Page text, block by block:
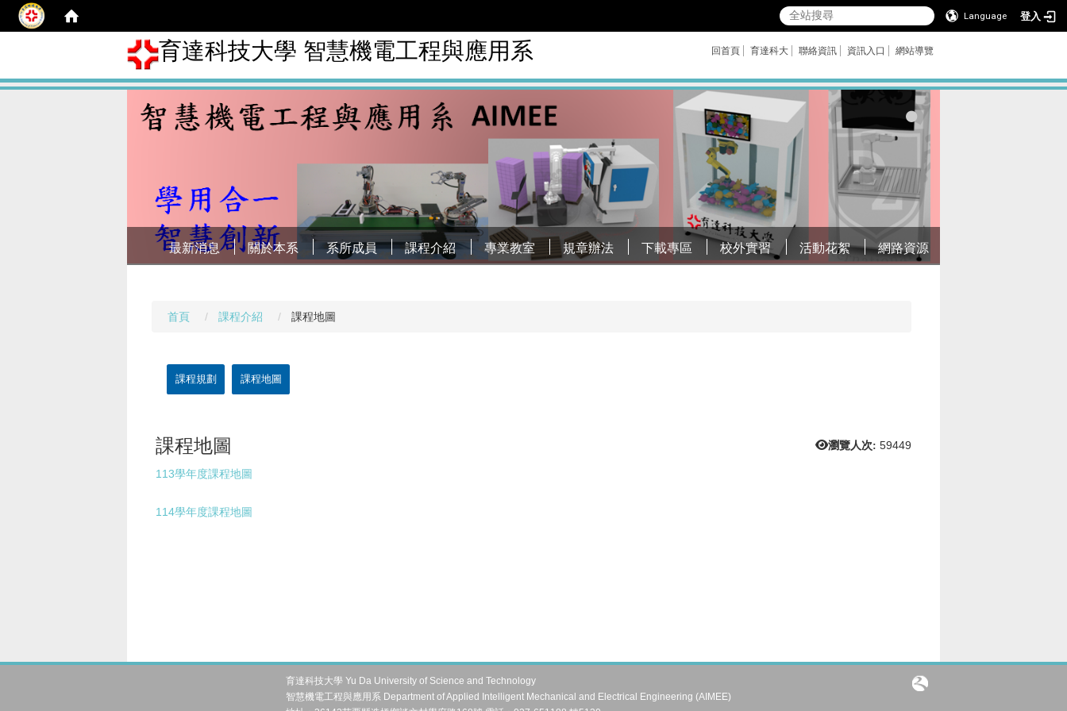
Language 登入
育達科技大學 智慧機電工程與應用系 回首頁 育達科大 聯絡資訊 資訊入口 網站導覽
最新消息 關於本系 系所成員 課程介紹 專業教室 規章辦法 下載專區 校外實習 活動花絮 網路資源
首頁 課程介紹 課程地圖
課程規劃 課程地圖
瀏覽人次: 59449
課程地圖
113學年度課程地圖
114學年度課程地圖
育達科技大學 Yu Da University of Science and Technology
智慧機電工程與應用系 Department of Applied Intelligent Mechanical and Electrical Engineering (AIMEE)